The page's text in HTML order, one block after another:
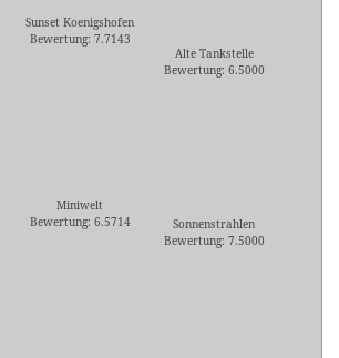
Sunset Koenigshofen
Bewertung: 7.7143
Alte Tankstelle
Bewertung: 6.5000
Miniwelt
Bewertung: 6.5714
Sonnenstrahlen
Bewertung: 7.5000